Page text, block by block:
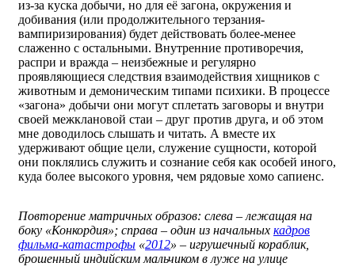
из-за куска добычи, но для её загона, окружения и
добивания (или продолжительного терзания-
вампиризирования) будет действовать более-менее
слаженно с остальными. Внутренние противоречия,
распри и вражда – неизбежные и регулярно
проявляющиеся следствия взаимодействия хищников с
животным и демоническим типами психики. В процессе
«загона» добычи они могут сплетать заговоры и внутри
своей межклановой стаи – друг против друга, и об этом
мне доводилось слышать и читать. А вместе их
удерживают общие цели, служение сущности, которой
они поклялись служить и сознание себя как особей иного,
куда более высокого уровня, чем рядовые хомо сапиенс.
Повторение матричных образов: слева – лежащая на
боку «Конкордия»; справа – один из начальных кадров
фильма-катастрофы «2012» – игрушечный кораблик,
брошенный индийским мальчиком в луже на улице